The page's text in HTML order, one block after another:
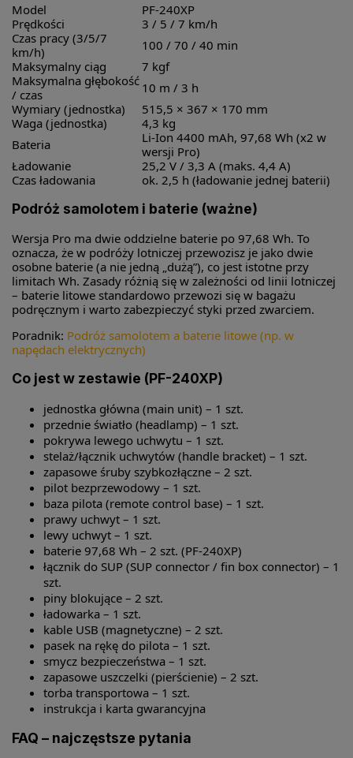
Model
PF-240XP
Prędkości
3 / 5 / 7 km/h
Czas pracy (3/5/7
km/h)
100 / 70 / 40 min
Maksymalny ciąg
7 kgf
Maksymalna głębokość
/ czas
10 m / 3 h
Wymiary (jednostka)
515,5 × 367 × 170 mm
Waga (jednostka)
4,3 kg
Bateria
Li-Ion 4400 mAh, 97,68 Wh (x2 w
wersji Pro)
Ładowanie
25,2 V / 3,3 A (maks. 4,4 A)
Czas ładowania
ok. 2,5 h (ładowanie jednej baterii)
Podróż samolotem i baterie (ważne)
Wersja Pro ma dwie oddzielne baterie po 97,68 Wh. To
oznacza, że w podróży lotniczej przewozisz je jako dwie
osobne baterie (a nie jedną „dużą”), co jest istotne przy
limitach Wh. Zasady różnią się w zależności od linii lotniczej
– baterie litowe standardowo przewozi się w bagażu
podręcznym i warto zabezpieczyć styki przed zwarciem.
Poradnik: Podróż samolotem a baterie litowe (np. w
napędach elektrycznych)
Co jest w zestawie (PF-240XP)
jednostka główna (main unit) – 1 szt.
przednie światło (headlamp) – 1 szt.
pokrywa lewego uchwytu – 1 szt.
stelaż/łącznik uchwytów (handle bracket) – 1 szt.
zapasowe śruby szybkozłączne – 2 szt.
pilot bezprzewodowy – 1 szt.
baza pilota (remote control base) – 1 szt.
prawy uchwyt – 1 szt.
lewy uchwyt – 1 szt.
baterie 97,68 Wh – 2 szt. (PF-240XP)
łącznik do SUP (SUP connector / fin box connector) – 1
szt.
piny blokujące – 2 szt.
ładowarka – 1 szt.
kable USB (magnetyczne) – 2 szt.
pasek na rękę do pilota – 1 szt.
smycz bezpieczeństwa – 1 szt.
zapasowe uszczelki (pierścienie) – 2 szt.
torba transportowa – 1 szt.
instrukcja i karta gwarancyjna
FAQ – najczęstsze pytania